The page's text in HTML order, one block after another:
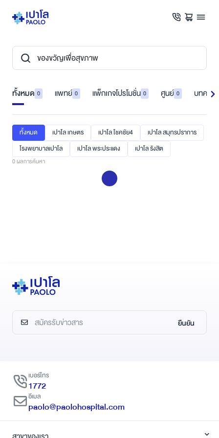
ทั้งหมด 0 แพทย์ 0 แพ็กเกจโปรโมชั่น 0 ศูนย์ 0 บทควา
ทั้งหมด เปาโล เกษตร เปาโล โชคชัย4
เปาโล สมุทรปราการ
โรงพยาบาลเปาโล
เปาโล พระประแดง เปาโล รังสิต
0ผลการค้นหา
ยืนยัน
เบอร์โทร
1772
อีเมล
paolo@paolohospital.com